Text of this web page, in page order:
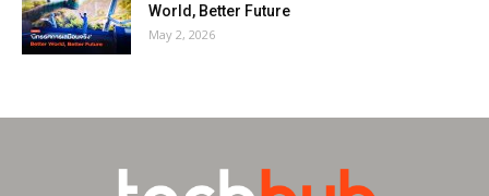
World, Better Future
May 2, 2026